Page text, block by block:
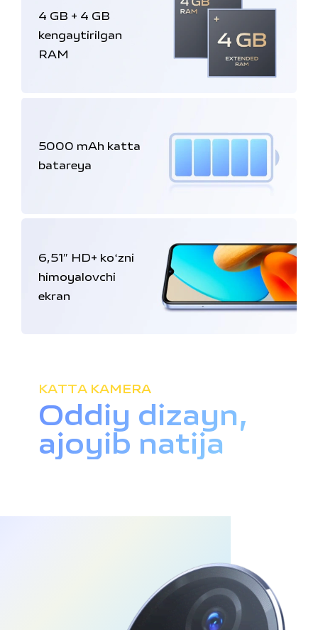
4 GB + 4 GB
kengaytirilgan
RAM
5000 mAh katta
batareya
6,51″ HD+ koʻzni
himoyalovchi
ekran
KATTA KAMERA
Oddiy dizayn,
ajoyib natija